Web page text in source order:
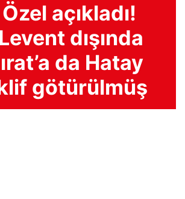
açıkladı!
dışında
da Hatay
götürülmüş